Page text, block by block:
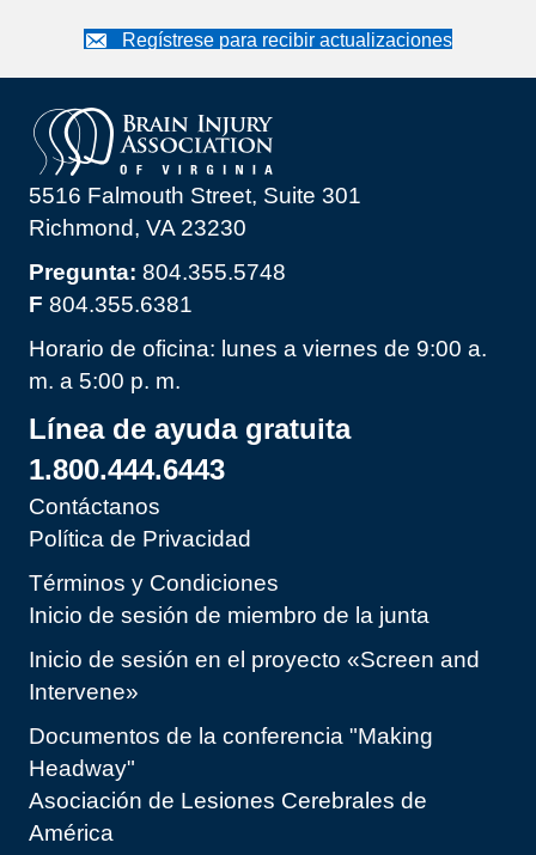
Regístrese para recibir actualizaciones
5516 Falmouth Street, Suite 301
Richmond, VA 23230
Pregunta: 804.355.5748
F 804.355.6381
Horario de oficina: lunes a viernes de 9:00 a.
m. a 5:00 p. m.
Línea de ayuda gratuita
1.800.444.6443
Contáctanos
Política de Privacidad
Términos y Condiciones
Inicio de sesión de miembro de la junta
Inicio de sesión en el proyecto «Screen and
Intervene»
Documentos de la conferencia "Making
Headway"
Asociación de Lesiones Cerebrales de
América